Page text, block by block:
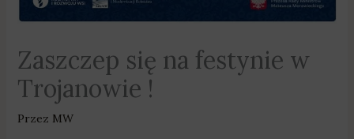
Zaszczep się na festynie w
Trojanowie !
Przez MW